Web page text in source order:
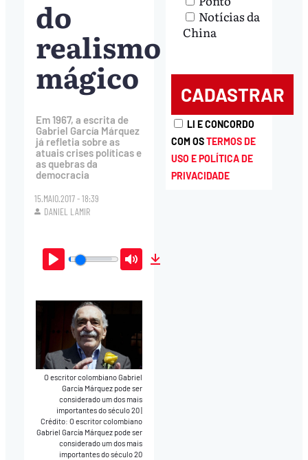
do
realismo
mágico
Em 1967, a escrita de
Gabriel García Márquez
já refletia sobre as
atuais crises políticas e
as quebras da
democracia
15.MAIO.2017 - 18:39
DANIEL LAMIR
Play Mute
O escritor colombiano Gabriel
García Márquez pode ser
considerado um dos mais
importantes do século 20
Crédito: O escritor colombiano
Gabriel García Márquez pode ser
considerado um dos mais
importantes do século 20
Notícias da
China
LI E CONCORDO
COM OSTERMOS DE
USO E POLÍTICA DE
PRIVACIDADE